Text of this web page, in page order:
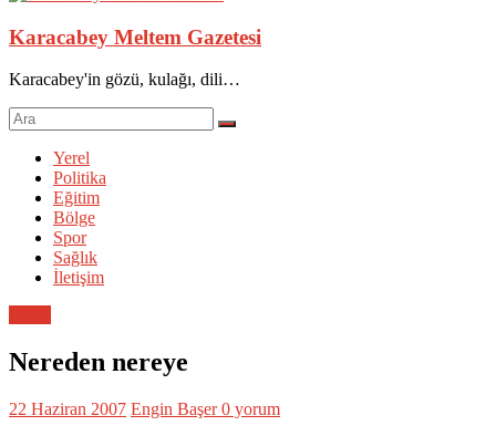
Karacabey Meltem Gazetesi
Karacabey'in gözü, kulağı, dili…
Yerel
Politika
Eğitim
Bölge
Spor
Sağlık
İletişim
Nereden nereye
22 Haziran 2007 Engin Başer0 yorum